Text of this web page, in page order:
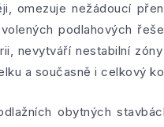
omezuje nežádoucí
podlahových
nevytváří nestabilní
a současně i celkový
obytných